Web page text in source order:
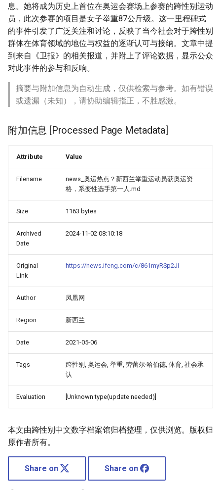
息。她将成为历史上首位在奥运会赛场上参赛的跨性别运动
员，此次参赛的项目是女子举重87公斤级。这一里程碑式
的事件引发了广泛关注和讨论，反映了当今社会对于跨性别
群体在体育领域的地位与权益的逐渐认可与接纳。文章中提
到来自《卫报》的相关报道，并附上了评论数据，显示公众
对此事件的参与和反响。
摘要与附加信息为自动生成，仅供检索与参考。如有错误
或遗漏（未知），请协助编辑指正，不胜感激。
附加信息 [Processed Page Metadata]
Attribute Value
Filename
news_奥运热点？新西兰举重运动员获奥运资
格，系变性选手第一人.md
Size 1163 bytes
Archived
Date
2024-11-02 08:10:18
Original
Link
https://news.ifeng.com/c/861myRSp2JI
Author 凤凰网
Region 新西兰
Date 2021-05-06
Tags
跨性别, 奥运会, 举重, 劳蕾尔·哈伯德, 体育, 社会承
认
Evaluation [Unknown type(update needed)]
本文由跨性别中文数字档案馆归档整理，仅供浏览。版权归
原作者所有。
Share on Share on